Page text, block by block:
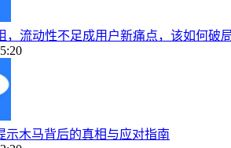
，流动性不足成用户新痛点，该如何破局
示木马背后的真相与应对指南